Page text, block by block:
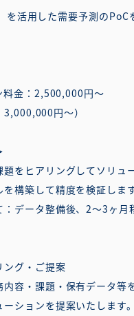
を活用した需要予測のPoC
料金：2,500,000円〜
3,000,000円〜）
をヒアリングしてソリュ
構築して精度を検証します
データ整備後、2〜3ヶ月
ング・ご提案
内容・課題・保有データ等
ションを提案いたします。